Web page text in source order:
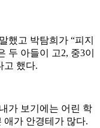
했고 박탐희가 “피지
두 아들이 고2, 중3이
고 했다.
가 보기에는 어린 학
애가 안경테가 많다.